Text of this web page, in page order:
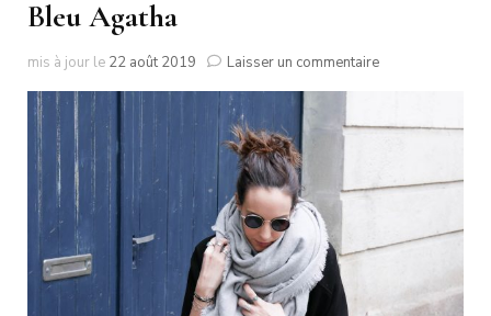
Bleu Agatha
mis à jour le 22 août 2019 Laisser un commentairesur